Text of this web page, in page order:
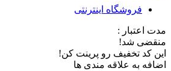
فروشگاه اینترنتی
مدت اعتبار :
منقضی شد!
این کد تخفیف رو پرینت کن!
اضافه به علاقه مندی ها